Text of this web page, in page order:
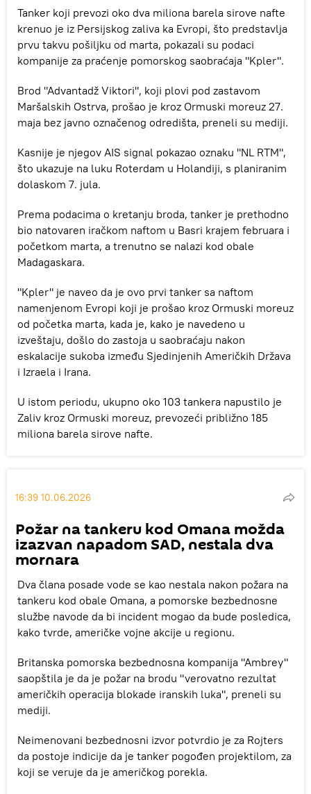
Tanker koji prevozi oko dva miliona barela sirove nafte
krenuo je iz Persijskog zaliva ka Evropi, što predstavlja
prvu takvu pošiljku od marta, pokazali su podaci
kompanije za praćenje pomorskog saobraćaja "Kpler".
Brod "Advantadž Viktori", koji plovi pod zastavom
Maršalskih Ostrva, prošao je kroz Ormuski moreuz 27.
maja bez javno označenog odredišta, preneli su mediji.
Kasnije je njegov AIS signal pokazao oznaku "NL RTM",
što ukazuje na luku Roterdam u Holandiji, s planiranim
dolaskom 7. jula.
Prema podacima o kretanju broda, tanker je prethodno
bio natovaren iračkom naftom u Basri krajem februara i
početkom marta, a trenutno se nalazi kod obale
Madagaskara.
"Kpler" je naveo da je ovo prvi tanker sa naftom
namenjenom Evropi koji je prošao kroz Ormuski moreuz
od početka marta, kada je, kako je navedeno u
izveštaju, došlo do zastoja u saobraćaju nakon
eskalacije sukoba između Sjedinjenih Američkih Država
i Izraela i Irana.
U istom periodu, ukupno oko 103 tankera napustilo je
Zaliv kroz Ormuski moreuz, prevozeći približno 185
miliona barela sirove nafte.
16:39 10.06.2026
Požar na tankeru kod Omana možda
izazvan napadom SAD, nestala dva
mornara
Dva člana posade vode se kao nestala nakon požara na
tankeru kod obale Omana, a pomorske bezbednosne
službe navode da bi incident mogao da bude posledica,
kako tvrde, američke vojne akcije u regionu.
Britanska pomorska bezbednosna kompanija "Ambrey"
saopštila je da je požar na brodu "verovatno rezultat
američkih operacija blokade iranskih luka", preneli su
mediji.
Neimenovani bezbednosni izvor potvrdio je za Rojters
da postoje indicije da je tanker pogođen projektilom, za
koji se veruje da je američkog porekla.